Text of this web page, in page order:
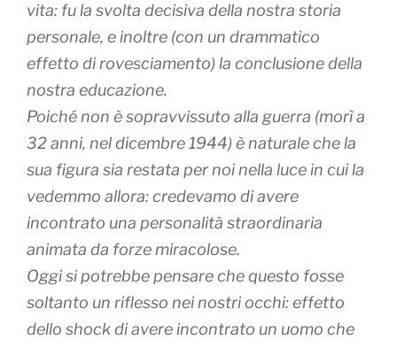
vita: fu la svolta decisiva della nostra storia
personale, e inoltre (con un drammatico
effetto di rovesciamento) la conclusione della
nostra educazione.
Poiché non è sopravvissuto alla guerra (morì a
32 anni, nel dicembre 1944) è naturale che la
sua figura sia restata per noi nella luce in cui la
vedemmo allora: credevamo di avere
incontrato una personalità straordinaria
animata da forze miracolose.
Oggi si potrebbe pensare che questo fosse
soltanto un riflesso nei nostri occhi: effetto
dello shock di avere incontrato un uomo che